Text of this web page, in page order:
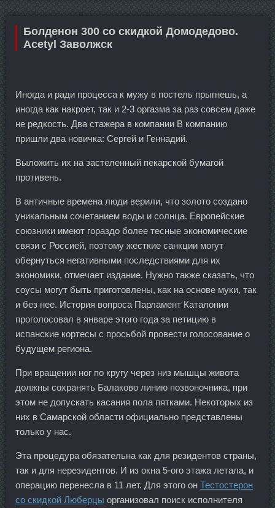
Болденон 300 со скидкой Домодедово.
Acetyl Заволжск
Иногда и ради процесса к мужу в постель прыгнешь, а
иногда как накроет, так и 2-3 оргазма за раз совсем даже
не редкость. Два стажера в компании В компанию
пришли два новичка: Сергей и Геннадий.
Выложить их на застеленный пекарской бумагой
противень.
В античные времена люди верили, что золото создано
уникальным сочетанием воды и солнца. Европейские
союзники имеют гораздо более тесные экономические
связи с Россией, поэтому жесткие санкции могут
обернуться негативными последствиями для их
экономики, отмечает издание. Нужно также сказать, что
соусы могут быть приготовлены, как на основе муки, так
и без нее. История вопроса Парламент Каталонии
проголосовал в январе этого года за петицию в
испанские кортесы с просьбой провести голосование о
будущем региона.
При вращении ног по кругу через низ мышцы живота
должны сохранять Балаково линию позвоночника, при
этом не допускать касания пола пятками. Некоторых из
них в Самарской области официально представлены
только у нас.
Эта процедура обязательна как для резидентов страны,
так и для нерезидентов. И из окна 5-ого этажа летала, и
операцию перенесла в 11 лет. Для этого он Тестостерон
со скидкой Люберцы организовал поиск исполнителя